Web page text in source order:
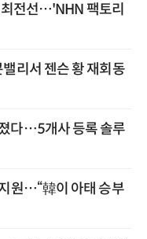
전선…'NHN 팩토리
리서 젠슨 황 재회동
다…5개사 등록 솔루
원…“韓이 아태 승부